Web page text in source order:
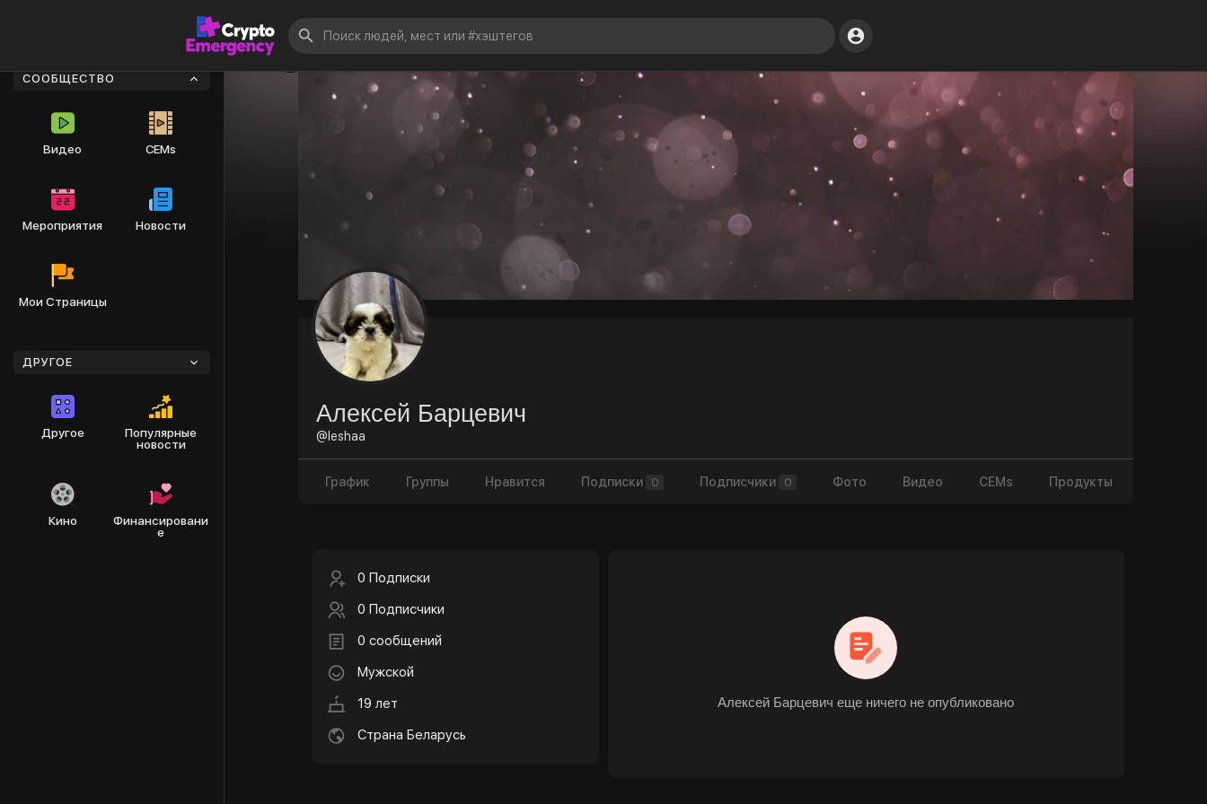
СООБЩЕСТВО
Видео CEMs
Мероприятия Новости
Мои Страницы
ДРУГОЕ
Другое
Популярные
новости
Кино
Финансировани
е
Алексей Барцевич
@leshaa
График Группы Нравится Подписки 0 Подписчики 0 Фото Видео CEMs Продукты
0 Подписки
0 Подписчики
0 сообщений
Мужской
19 лет
Страна Беларусь
Алексей Барцевич еще ничего не опубликовано